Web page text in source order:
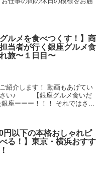
グルメを食べつくす！】商
当者が行く銀座グルメ食
旅〜１日目〜
紹介します！ 動画もあげてい
さい♪ 【銀座グルメ食いだ
座ーーー！！！ それではさ...
円以下の本格おしゃれピ
る！】東京・横浜おすす